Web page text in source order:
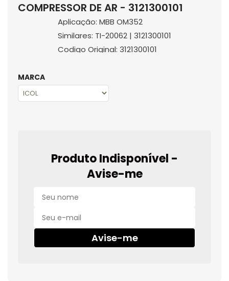
COMPRESSOR DE AR - 3121300101
Aplicação: MBB OM352
Similares: TI-20062 | 3121300101
Codigo Original: 3121300101
MARCA
Produto Indisponível -
Avise-me
Avise-me